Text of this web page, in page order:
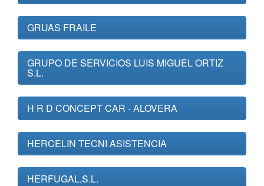
GRUAS FRAILE
GRUPO DE SERVICIOS LUIS MIGUEL ORTIZ
S.L.
H R D CONCEPT CAR - ALOVERA
HERCELIN TECNI ASISTENCIA
HERFUGAL,S.L.